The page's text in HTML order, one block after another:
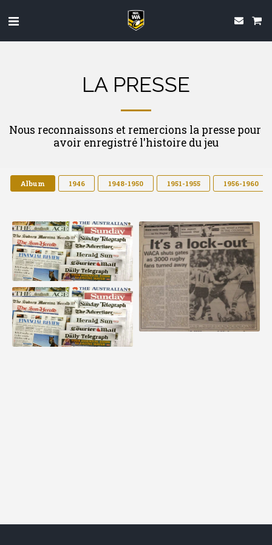
LA PRESSE
Nous reconnaissons et remercions la presse pour
avoir enregistré l'histoire du jeu
Album 1946 1948-1950 1951-1955 1956-1960